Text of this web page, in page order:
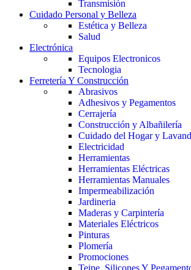
Transmisión
Cuidado Personal y Belleza
Estética y Belleza
Salud
Electrónica
Equipos Electronicos
Tecnologia
Ferretería Y Construcción
Abrasivos
Adhesivos y Pegamentos
Cerrajería
Construcción y Albañilería
Cuidado del Hogar y
Electricidad
Herramientas
Herramientas Eléctricas
Herramientas Manuales
Impermeabilización
Jardineria
Maderas y Carpintería
Materiales Eléctricos
Pinturas
Plomería
Promociones
Teipe, Silicones Y